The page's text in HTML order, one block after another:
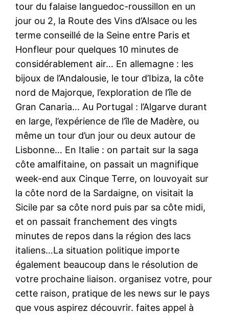
tour du falaise languedoc-roussillon en un
jour ou 2, la Route des Vins d’Alsace ou les
terme conseillé de la Seine entre Paris et
Honfleur pour quelques 10 minutes de
considérablement air… En allemagne : les
bijoux de l’Andalousie, le tour d’Ibiza, la côte
nord de Majorque, l’exploration de l’île de
Gran Canaria… Au Portugal : l’Algarve durant
en large, l’expérience de l’île de Madère, ou
même un tour d’un jour ou deux autour de
Lisbonne… En Italie : on partait sur la saga
côte amalfitaine, on passait un magnifique
week-end aux Cinque Terre, on louvoyait sur
la côte nord de la Sardaigne, on visitait la
Sicile par sa côte nord puis par sa côte midi,
et on passait franchement des vingts
minutes de repos dans la région des lacs
italiens…La situation politique importe
également beaucoup dans le résolution de
votre prochaine liaison. organisez votre, pour
cette raison, pratique de les news sur le pays
que vous aspirez découvrir. faites appel à